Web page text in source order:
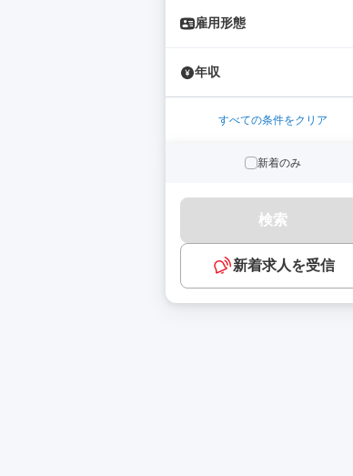
雇用形態
年収
すべての条件をクリア
新着のみ
検索
新着求人を受信